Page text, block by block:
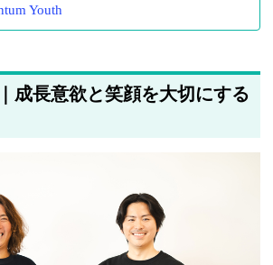
Youth
成長意欲と笑顔を大切にする